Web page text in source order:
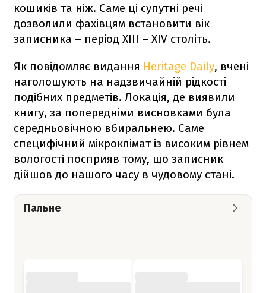
кошиків та ніж. Саме ці супутні речі
дозволили фахівцям встановити вік
записника – період XIII – XIV століть.
Як повідомляє видання Heritage Daily, вчені
наголошують на надзвичайній рідкості
подібних предметів. Локація, де виявили
книгу, за попередніми висновками була
середньовічною вбиральнею. Саме
специфічний мікроклімат із високим рівнем
вологості посприяв тому, що записник
дійшов до нашого часу в чудовому стані.
Пальне